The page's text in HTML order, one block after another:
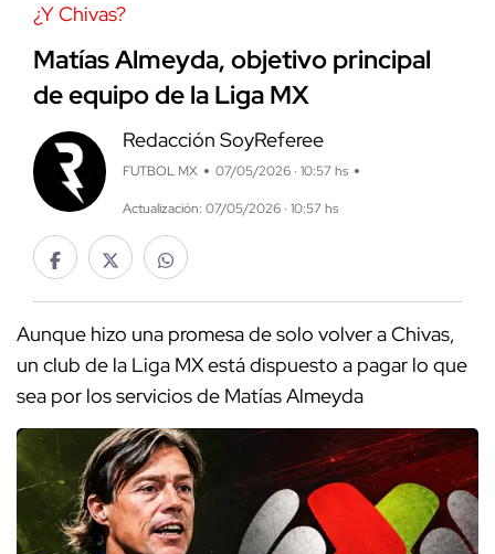
¿Y Chivas?
Matías Almeyda, objetivo principal
de equipo de la Liga MX
Redacción SoyReferee
FUTBOL MX 07/05/2026 · 10:57 hs
Actualización: 07/05/2026 · 10:57 hs
Aunque hizo una promesa de solo volver a Chivas,
un club de la Liga MX está dispuesto a pagar lo que
sea por los servicios de Matías Almeyda